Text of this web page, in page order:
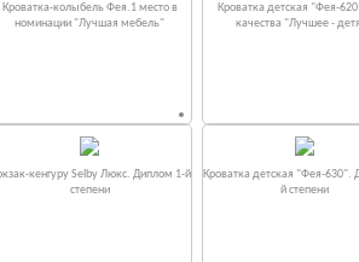
Кроватка-колыбель Фея.1 место в
номинации "Лучшая мебель"
Кроватка детская "Фея-
качества "Лучшее -
кенгуру Selby Люкс. Диплом 1-й
степени
Кроватка детская "Фея-630".
й степени